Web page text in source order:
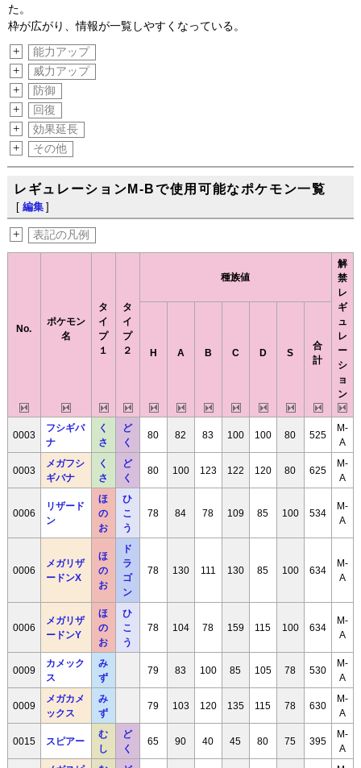
た。
枠が広がり、情報が一覧しやすくなっている。
+ 能力アップ
+ 威力アップ
+ 防御
+ 回復
+ 効果延長
+ その他
レギュレーションM-Bで使用可能なポケモン一覧
[ 編集 ]
+ 表記の凡例
No.
ポケモン
名
タ
イ
プ
１
タ
イ
プ
２
種族値
解
禁
レ
ギ
ュ
レ
ー
シ
ョ
ン
H A B C D S
合
計
0003
フシギバ
ナ
く
さ
ど
く
80 82 83 100 100 80 525
M-
A
0003
メガフシ
ギバナ
く
さ
ど
く
80 100 123 122 120 80 625
M-
A
0006
リザード
ン
ほ
の
お
ひ
こ
う
78 84 78 109 85 100 534
M-
A
0006
メガリザ
ードンX
ほ
の
お
ド
ラ
ゴ
ン
78 130 111 130 85 100 634
M-
A
0006
メガリザ
ードンY
ほ
の
お
ひ
こ
う
78 104 78 159 115 100 634
M-
A
0009
カメック
ス
み
ず
79 83 100 85 105 78 530
M-
A
0009
メガカメ
ックス
み
ず
79 103 120 135 115 78 630
M-
A
0015 スピアー
む
し
ど
く
65 90 40 45 80 75 395
M-
A